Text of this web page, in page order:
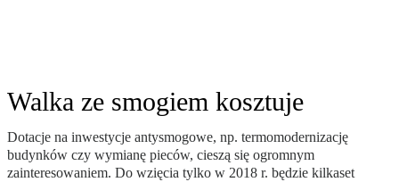
Walka ze smogiem kosztuje
Dotacje na inwestycje antysmogowe, np. termomodernizację
budynków czy wymianę pieców, cieszą się ogromnym
zainteresowaniem. Do wzięcia tylko w 2018 r. będzie kilkaset